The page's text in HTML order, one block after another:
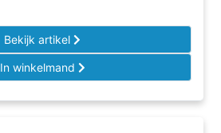
Bekijk artikel
In winkelmand